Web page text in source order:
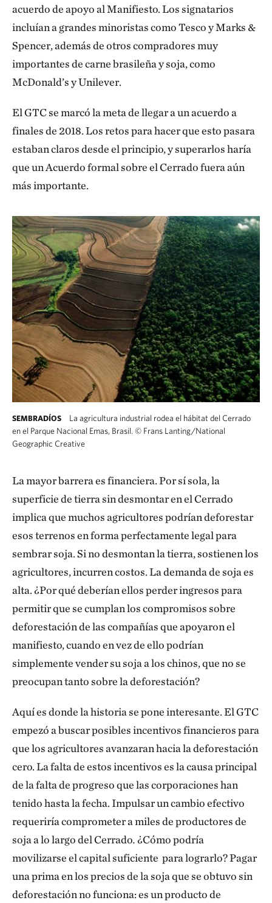
acuerdo de apoyo al Manifiesto. Los signatarios
incluían a grandes minoristas como Tesco y Marks &
Spencer, además de otros compradores muy
importantes de carne brasileña y soja, como
McDonald’s y Unilever.
El GTC se marcó la meta de llegar a un acuerdo a
finales de 2018. Los retos para hacer que esto pasara
estaban claros desde el principio, y superarlos haría
que un Acuerdo formal sobre el Cerrado fuera aún
más importante.
SEMBRADÍOS
La agricultura industrial rodea el hábitat del Cerrado
en el Parque Nacional Emas, Brasil. © Frans Lanting/National
Geographic Creative
La mayor barrera es financiera. Por sí sola, la
superficie de tierra sin desmontar en el Cerrado
implica que muchos agricultores podrían deforestar
esos terrenos en forma perfectamente legal para
sembrar soja. Si no desmontan la tierra, sostienen los
agricultores, incurren costos. La demanda de soja es
alta. ¿Por qué deberían ellos perder ingresos para
permitir que se cumplan los compromisos sobre
deforestación de las compañías que apoyaron el
manifiesto, cuando en vez de ello podrían
simplemente vender su soja a los chinos, que no se
preocupan tanto sobre la deforestación?
Aquí es donde la historia se pone interesante. El GTC
empezó a buscar posibles incentivos financieros para
que los agricultores avanzaran hacia la deforestación
cero. La falta de estos incentivos es la causa principal
de la falta de progreso que las corporaciones han
tenido hasta la fecha. Impulsar un cambio efectivo
requeriría comprometer a miles de productores de
soja a lo largo del Cerrado.¿Cómo podría
movilizarse el capital suficiente para lograrlo? Pagar
una prima en los precios de la soja que se obtuvo sin
deforestación no funciona: es un producto de